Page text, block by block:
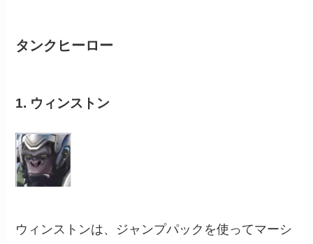
タンクヒーロー
1. ウィンストン
ウィンストンは、ジャンプパックを使ってマーシ